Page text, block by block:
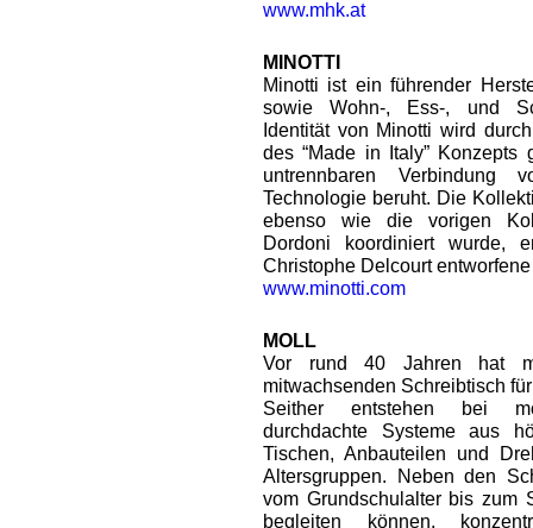
www.mhk.at
MINOTTI
Minotti ist ein führender
sowie Wohn-, Ess-, und
Identität von Minotti wird
des “Made in Italy” Konzepts
untrennbaren Verbindung
Technologie beruht. Die
ebenso wie die vorigen
Dordoni koordiniert wurde,
Christophe Delcourt
www.minotti.com
MOLL
Vor rund 40 Jahren hat
mitwachsenden Schreibtisch
Seither entstehen bei
durchdachte Systeme aus
Tischen, Anbauteilen und
Altersgruppen. Neben den
vom Grundschulalter bis zum
begleiten können,